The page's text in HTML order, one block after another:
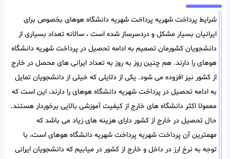
شرایط پرداخت شهریه پرداخت شهریه دانشگاه هوهای بخصوص برای
ایرانیان بسیار مشکل و دردسرساز شده است ، سالانه تعداد بسیاری از
دانشجویان کشورمان تصمیم به ادامه تحصیل در پرداخت شهریه دانشگاه
هوهای را دارند. هم چنین روز به روز به تعداد ایرانی های محصل در خارج
از کشور نیز افزوده می شود. یکی از دلایلی که خیلی از دانشجویان تمایل
به ادامه تحصیل در پرداخت شهریه دانشگاه هوهای را دارند، این است که
معمولا اکثر دانشگاه های خارج از کیفیت آموزشی بالایی برخوردار هستند.
حال تحصیل در خارج از کشور دارای هزینه های زیاد می باشد که
مهمترین آن پرداخت شهریه پرداخت شهریه دانشگاه هوهای است، با
توجه به نرخ ارز در داخل و خارج از کشور در میابیم که دانشجویان ایرانی